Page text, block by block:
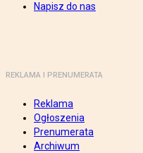
Napisz do nas
REKLAMA I PRENUMERATA
Reklama
Ogłoszenia
Prenumerata
Archiwum